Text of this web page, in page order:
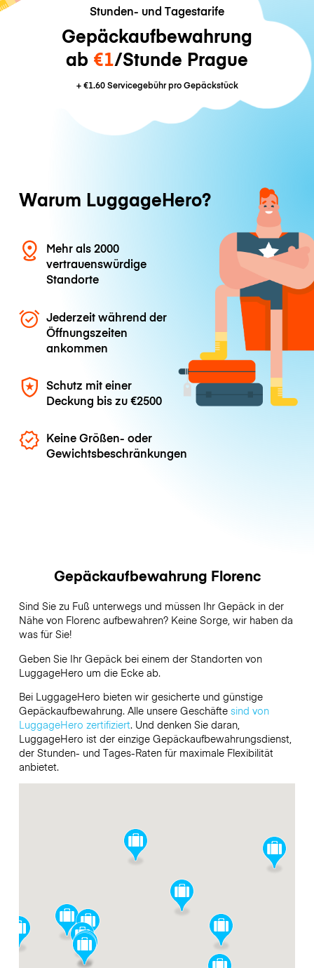
Stunden- und Tagestarife
Gepäckaufbewahrung
ab €1/Stunde Prague
+€1.60Servicegebühr pro Gepäckstück
Warum LuggageHero?
Mehr als 2000
vertrauenswürdige
Standorte
Jederzeit während der
Öffnungszeiten
ankommen
Schutz mit einer
Deckung bis zu€2500
Keine Größen- oder
Gewichtsbeschränkungen
Gepäckaufbewahrung Florenc
Sind Sie zu Fuß unterwegs und müssen Ihr Gepäck in der
Nähe von Florenc aufbewahren? Keine Sorge, wir haben da
was für Sie!
Geben Sie Ihr Gepäck bei einem der Standorten von
LuggageHero um die Ecke ab.
Bei LuggageHero bieten wir gesicherte und günstige
Gepäckaufbewahrung. Alle unsere Geschäfte sind von
LuggageHero zertifiziert. Und denken Sie daran,
LuggageHero ist der einzige Gepäckaufbewahrungsdienst,
der Stunden- und Tages-Raten für maximale Flexibilität
anbietet.